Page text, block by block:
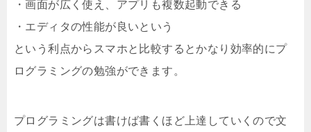
・画面が広く使え、アプリも複数起動できる
・エディタの性能が良いという
という利点からスマホと比較するとかなり効率的にプ
ログラミングの勉強ができます。
プログラミングは書けば書くほど上達していくので文